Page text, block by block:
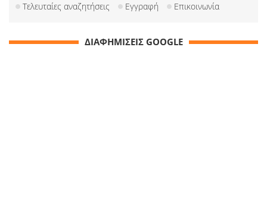
Τελευταίες αναζητήσεις
Εγγραφή Επικοινωνία
ΔΙΑΦΗΜΙΣΕΙΣ GOOGLE